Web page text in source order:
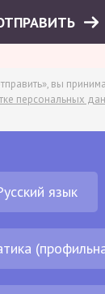
вы
персональных
язык